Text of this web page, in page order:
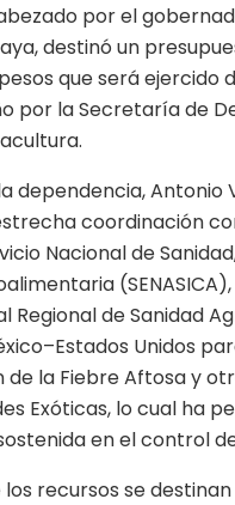
por el
destinó un
que será ejercido
por la Secretaría de
dependencia, Antonio
coordinación
Nacional de
Regional de Sanidad
Unidos
de la Fiebre Aftosa y
Exóticas, lo cual ha
en el control
recursos se